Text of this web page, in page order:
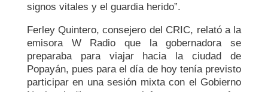
signos vitales y el guardia herido”.
Ferley Quintero, consejero del CRIC, relató a la
emisora W Radio que la gobernadora se
preparaba para viajar hacia la ciudad de
Popayán, pues para el día de hoy tenía previsto
participar en una sesión mixta con el Gobierno